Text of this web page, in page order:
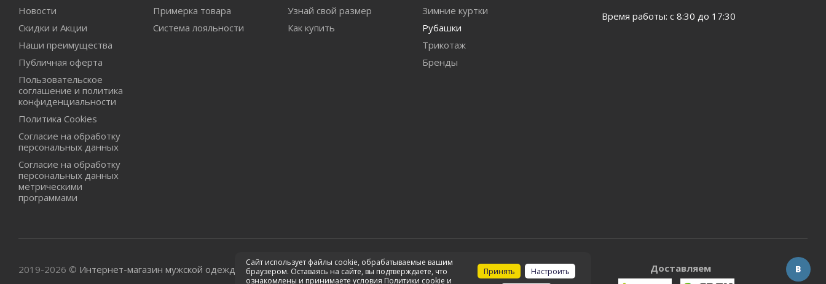
Новости
Скидки и Акции
Наши преимущества
Публичная оферта
Пользовательское
соглашение и политика
конфиденциальности
Политика Cookies
Согласие на обработку
персональных данных
Согласие на обработку
персональных данных
метрическими
программами
Примерка товара
Система лояльности
Узнай свой размер
Как купить
Зимние куртки
Рубашки
Трикотаж
Бренды
Время работы: с 8:30 до 17:30
2019-2026 © Интернет-магазин мужской одежды Good Manners Принимаем к оплате Доставляем
Сайт использует файлы cookie, обрабатываемые вашим
браузером. Оставаясь на сайте, вы подтверждаете, что
ознакомлены и принимаете условия Политики cookie и
Принять Настроить